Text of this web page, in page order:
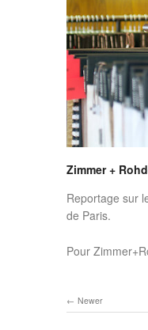
Zimmer +
Reportage sur
de Paris.
Pour
Newer